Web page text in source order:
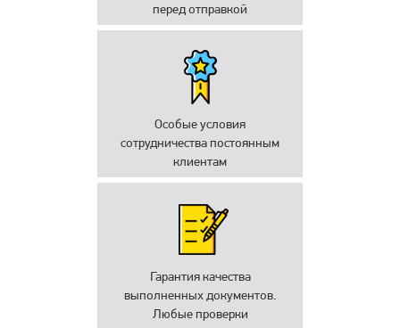
перед отправкой
Особые условия
сотрудничества постоянным
клиентам
Гарантия качества
выполненных документов.
Любые проверки